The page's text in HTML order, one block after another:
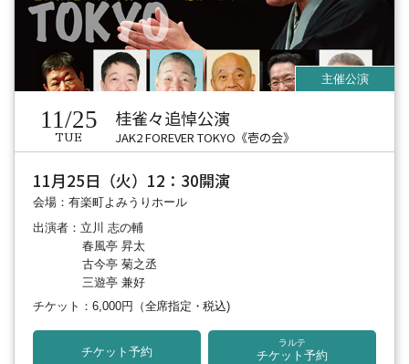
11/25
TUE
桂雀々追悼公演
JAK2 FOREVER TOKYO《壱の会》
11月25日（火）12：30開演
会場：有楽町よみうりホール
出演者：立川 志の輔
春風亭 昇太
古今亭 菊之丞
三遊亭 兼好
チケット：6,000円
（全席指定・税込)
チケット予約
ラルテ
チケット予約